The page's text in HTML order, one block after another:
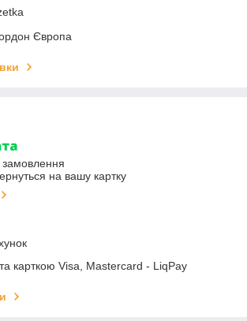
Європа
на вашу картку
карткою Visa, Mastercard - LiqPay